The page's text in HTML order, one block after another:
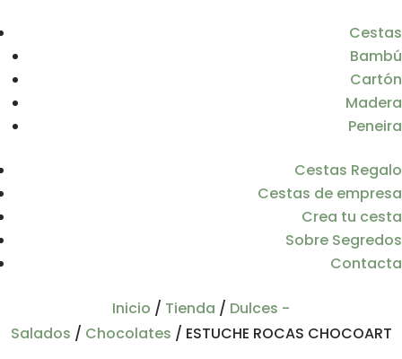
Cestas
Bambú
Cartón
Madera
Peneira
Cestas Regalo
Cestas de empresa
Crea tu cesta
Sobre Segredos
Contacta
Inicio / Tienda / Dulces -
Salados / Chocolates / ESTUCHE ROCAS CHOCOART